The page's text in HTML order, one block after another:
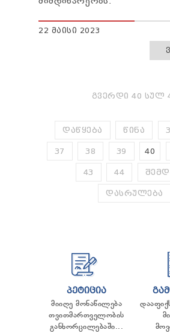
22 ᲛᲐᲘᲡᲘ 2023
ᲒᲕᲔᲠᲓᲘ 40 ᲡᲣᲚ
ᲓᲐᲬᲧᲔᲑᲐ ᲬᲘᲜᲐ
37 38 39 40
43 44
ᲓᲐᲡᲠᲣᲚᲔᲑᲐ
ᲞᲔᲢᲘᲪᲘᲐ
მიიღე მონაწილება
თვითმართველობის
განხორცილებაში...